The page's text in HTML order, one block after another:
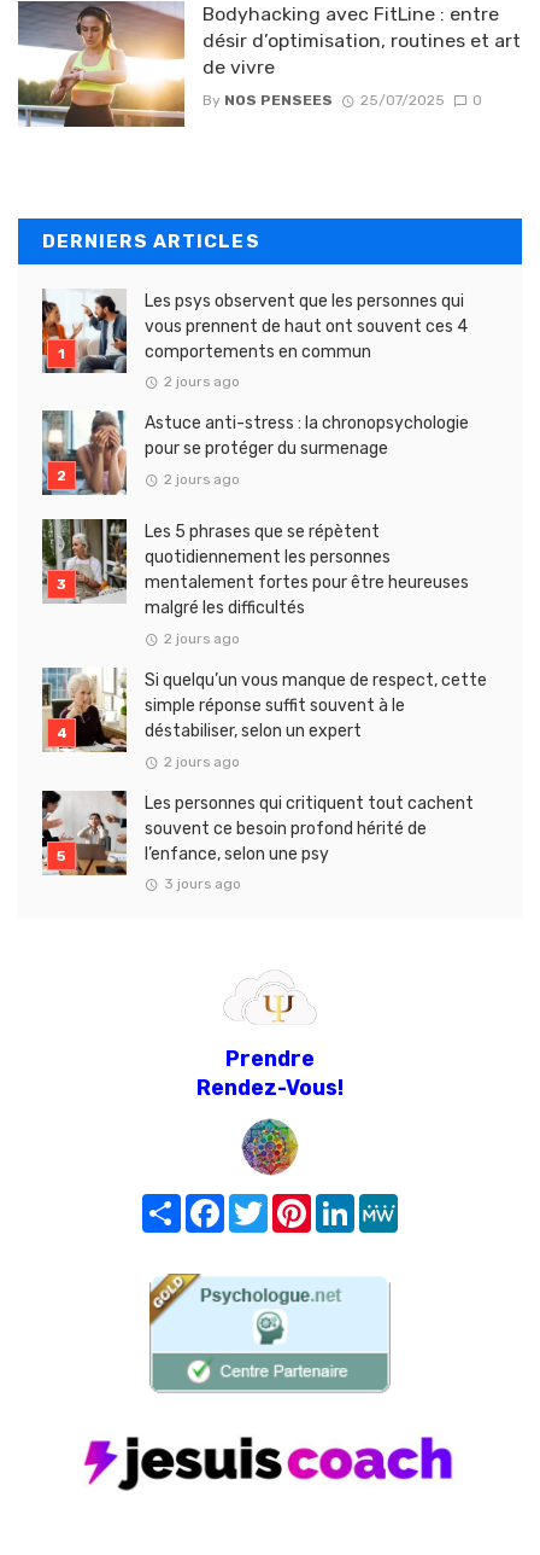
Bodyhacking avec FitLine : entre
désir d’optimisation, routines et art
de vivre
By NOS PENSEES 25/07/2025 0
DERNIERS ARTICLES
Les psys observent que les personnes qui
vous prennent de haut ont souvent ces 4
comportements en commun
2 jours ago
Astuce anti-stress : la chronopsychologie
pour se protéger du surmenage
2 jours ago
Les 5 phrases que se répètent
quotidiennement les personnes
mentalement fortes pour être heureuses
malgré les difficultés
2 jours ago
Si quelqu’un vous manque de respect, cette
simple réponse suffit souvent à le
déstabiliser, selon un expert
2 jours ago
Les personnes qui critiquent tout cachent
souvent ce besoin profond hérité de
l’enfance, selon une psy
3 jours ago
Prendre
Rendez-Vous!
Share FacebookTwitterPinterest
LinkedIn